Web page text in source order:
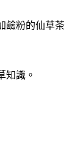
鹼粉的仙草茶
知識。